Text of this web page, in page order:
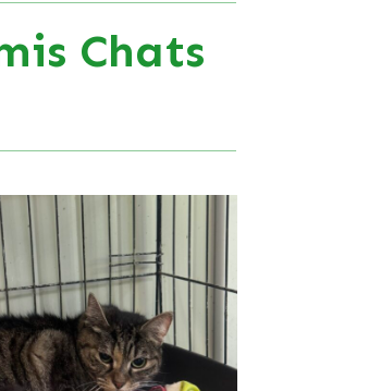
Chats